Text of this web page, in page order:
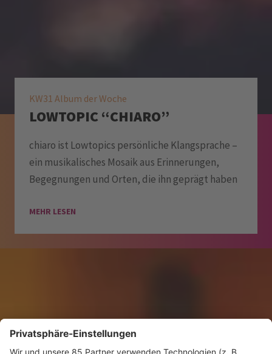
KW31 Album der Woche
LOWTOPIC “CHIARO”
chiaro ist Lowtopics persönliche Klangsprache –
ein musikalisches Mosaik aus Erinnerungen,
Begegnungen und Orten, die ihn geprägt haben
MEHR LESEN